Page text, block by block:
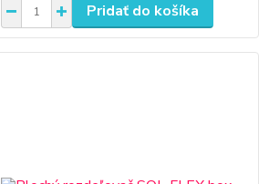
Pridať do košíka